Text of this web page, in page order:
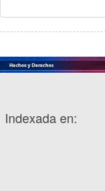
Indexada en: